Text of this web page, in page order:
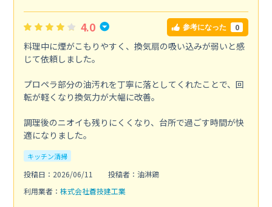
4.0 参考になった 0
料理中に煙がこもりやすく、換気扇の吸い込みが弱いと感
じて依頼しました。
プロペラ部分の油汚れを丁寧に落としてくれたことで、回
転が軽くなり換気力が大幅に改善。
調理後のニオイも残りにくくなり、台所で過ごす時間が快
適になりました。
キッチン清掃
投稿日：2026/06/11
投稿者：油淋鶏
利用業者： 株式会社蒼技建工業